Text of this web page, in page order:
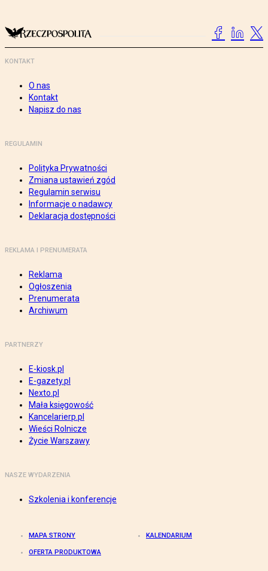
KONTAKT
O nas
Kontakt
Napisz do nas
REGULAMIN
Polityka Prywatności
Zmiana ustawień zgód
Regulamin serwisu
Informacje o nadawcy
Deklaracja dostępności
REKLAMA I PRENUMERATA
Reklama
Ogłoszenia
Prenumerata
Archiwum
PARTNERZY
E-kiosk.pl
E-gazety.pl
Nexto.pl
Mała księgowość
Kancelarierp.pl
Wieści Rolnicze
Życie Warszawy
NASZE WYDARZENIA
Szkolenia i konferencje
MAPA STRONY KALENDARIUM
OFERTA PRODUKTOWA